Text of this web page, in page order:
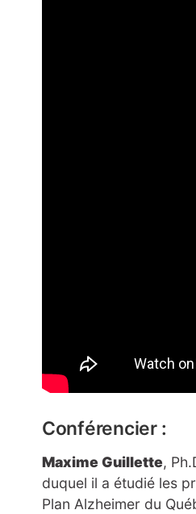
Conférencier :
Maxime Guillette,
duquel il a étudié les
Plan Alzheimer du